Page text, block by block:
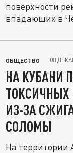
поверхности
впадающих в
ОБЩЕСТВО 08
НА КУБАНИ
ТОКСИЧНЫХ
ИЗ-ЗА
СОЛОМЫ
На территории